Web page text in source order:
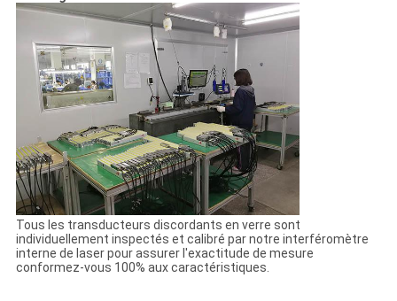
Tous les transducteurs discordants en verre sont
individuellement inspectés et calibré par notre interféromètre
interne de laser pour assurer l'exactitude de mesure
conformez-vous 100% aux caractéristiques.